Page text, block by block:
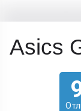
Asics